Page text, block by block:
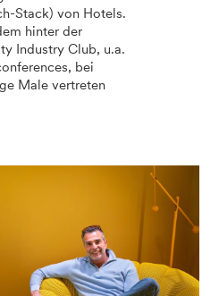
Stack) von Hotels.
hinter der
Industry Club, u.a.
bei
Male vertreten